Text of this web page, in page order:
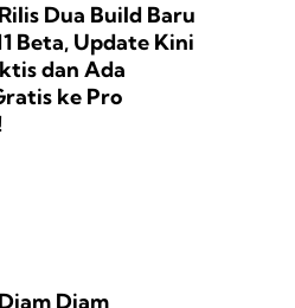
Dua Build Baru
Beta, Update Kini
dan Ada
ke Pro
Diam